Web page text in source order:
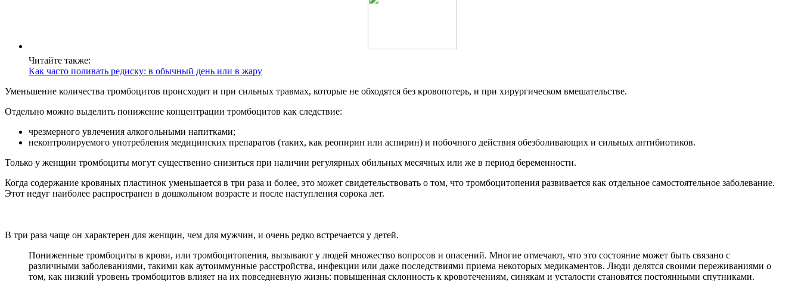
Читайте также:
Как часто поливать редиску: в обычный день или в жару
Уменьшение количества тромбоцитов происходит и при сильных травмах, которые не обходятся без кровопотерь, и при хирургическом вмешательстве.
Отдельно можно выделить понижение концентрации тромбоцитов как следствие:
чрезмерного увлечения алкогольными напитками;
неконтролируемого употребления медицинских препаратов (таких, как реопирин или аспирин) и побочного действия обезболивающих и сильных антибиотиков.
Только у женщин тромбоциты могут существенно снизиться при наличии регулярных обильных месячных или же в период беременности.
Когда содержание кровяных пластинок уменьшается в три раза и более, это может свидетельствовать о том, что тромбоцитопения развивается как отдельное самостоятельное заболевание.
Этот недуг наиболее распространен в дошкольном возрасте и после наступления сорока лет.
В три раза чаще он характерен для женщин, чем для мужчин, и очень редко встречается у детей.
Пониженные тромбоциты в крови, или тромбоцитопения, вызывают у людей множество вопросов и опасений. Многие отмечают, что это состояние может быть связано с
различными заболеваниями, такими как аутоиммунные расстройства, инфекции или даже последствиями приема некоторых медикаментов. Люди делятся своими переживаниями о
том, как низкий уровень тромбоцитов влияет на их повседневную жизнь: повышенная склонность к кровотечениям, синякам и усталости становятся постоянными спутниками.